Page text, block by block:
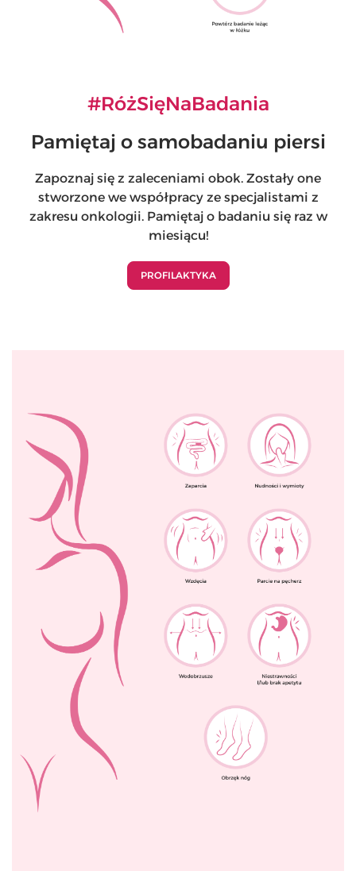
#RóżSięNaBadania
Pamiętaj o samobadaniu piersi
Zapoznaj się z zaleceniami obok. Zostały one
stworzone we współpracy ze specjalistami z
zakresu onkologii. Pamiętaj o badaniu się raz w
miesiącu!
PROFILAKTYKA